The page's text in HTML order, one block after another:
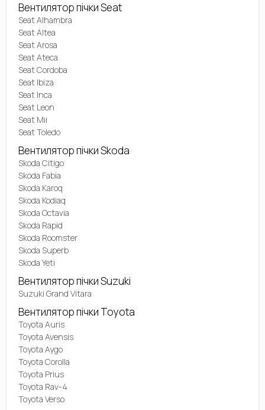
Вентилятор пічки Seat
Seat Alhambra
Seat Altea
Seat Arosa
Seat Ateca
Seat Cordoba
Seat Ibiza
Seat Inca
Seat Leon
Seat Mii
Seat Toledo
Вентилятор пічки Skoda
Skoda Citigo
Skoda Fabia
Skoda Karoq
Skoda Kodiaq
Skoda Octavia
Skoda Rapid
Skoda Roomster
Skoda Superb
Skoda Yeti
Вентилятор пічки Suzuki
Suzuki Grand Vitara
Вентилятор пічки Toyota
Toyota Auris
Toyota Avensis
Toyota Aygo
Toyota Corolla
Toyota Prius
Toyota Rav-4
Toyota Verso